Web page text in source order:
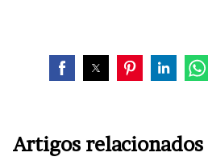
Artigos relacionados